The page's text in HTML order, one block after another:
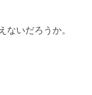
ないだろうか。